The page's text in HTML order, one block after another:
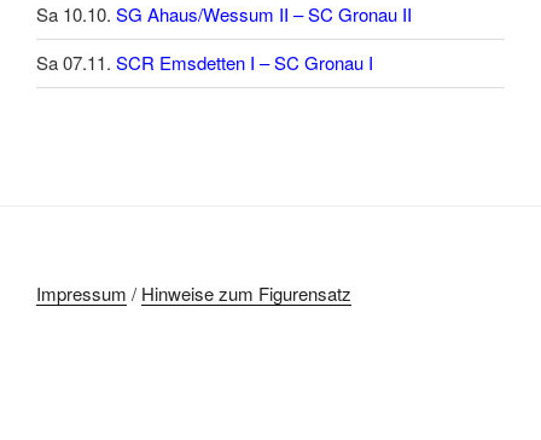
Sa 10.10. SG Ahaus/Wessum II – SC Gronau II
Sa 07.11. SCR Emsdetten I – SC Gronau I
Impressum / Hinweise zum Figurensatz